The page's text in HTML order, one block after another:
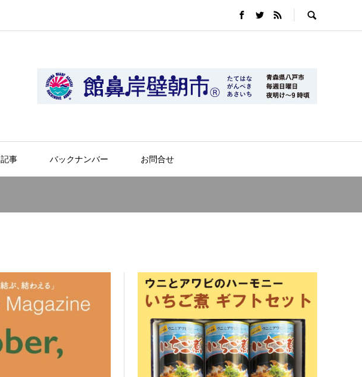
記事 バックナンバー お問合せ